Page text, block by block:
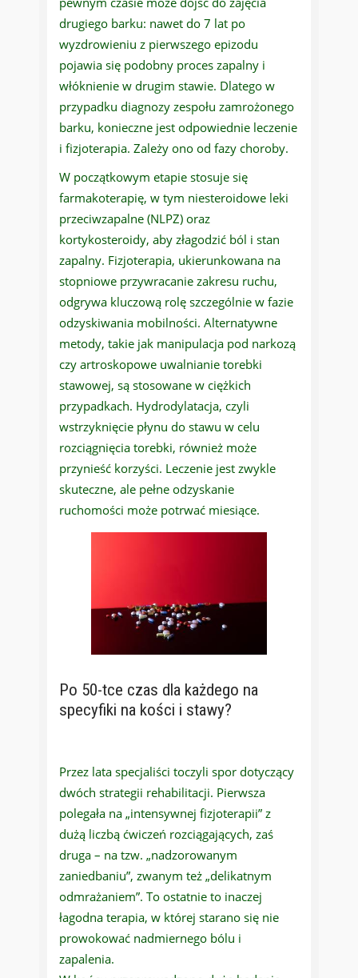
drugiego barku: nawet do 7 lat po
wyzdrowieniu z pierwszego epizodu
pojawia się podobny proces zapalny i
włóknienie w drugim stawie. Dlatego w
przypadku diagnozy zespołu zamrożonego
barku, konieczne jest odpowiednie leczenie
i fizjoterapia. Zależy ono od fazy choroby.
W początkowym etapie stosuje się
farmakoterapię, w tym niesteroidowe leki
przeciwzapalne (NLPZ) oraz
kortykosteroidy, aby złagodzić ból i stan
zapalny. Fizjoterapia, ukierunkowana na
stopniowe przywracanie zakresu ruchu,
odgrywa kluczową rolę szczególnie w fazie
odzyskiwania mobilności. Alternatywne
metody, takie jak manipulacja pod narkozą
czy artroskopowe uwalnianie torebki
stawowej, są stosowane w ciężkich
przypadkach. Hydrodylatacja, czyli
wstrzyknięcie płynu do stawu w celu
rozciągnięcia torebki, również może
przynieść korzyści. Leczenie jest zwykle
skuteczne, ale pełne odzyskanie
ruchomości może potrwać miesiące.
Po 50-tce czas dla każdego na
specyfiki na kości i stawy?
Przez lata specjaliści toczyli spor dotyczący
dwóch strategii rehabilitacji. Pierwsza
polegała na „intensywnej fizjoterapii” z
dużą liczbą ćwiczeń rozciągających, zaś
druga – na tzw. „nadzorowanym
zaniedbaniu”, zwanym też „delikatnym
odmrażaniem”. To ostatnie to inaczej
łagodna terapia, w której starano się nie
prowokować nadmiernego bólu i
zapalenia.